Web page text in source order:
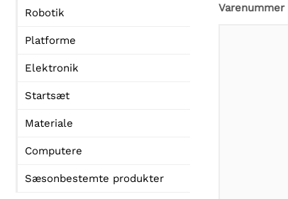
Robotik
Platforme
Elektronik
Startsæt
Materiale
Computere
Sæsonbestemte produkter
Varenummer